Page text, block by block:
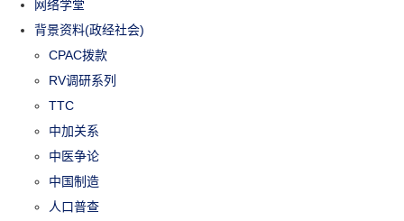
网络学堂
背景资料(政经社会)
CPAC拨款
RV调研系列
TTC
中加关系
中医争论
中国制造
人口普查